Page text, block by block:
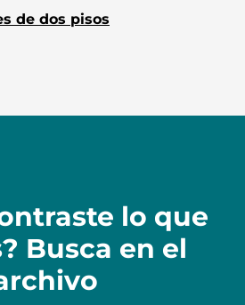
de dos pisos
lo que
Busca en el